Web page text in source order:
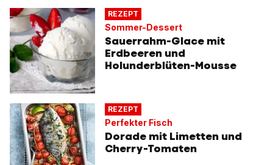
REZEPT
Sommer-Dessert
Sauerrahm-Glace mit
Erdbeeren und
Holunderblüten-Mousse
REZEPT
Perfekter Fisch
Dorade mit Limetten und
Cherry-Tomaten